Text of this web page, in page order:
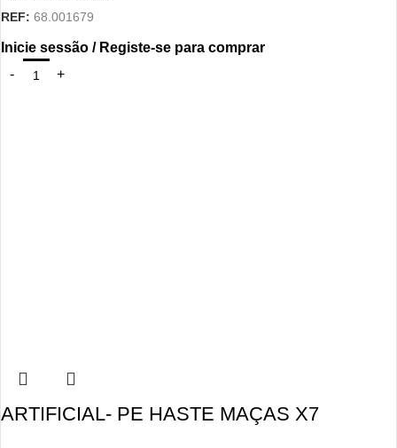
REF: 68.001679
Inicie sessão / Registe-se para comprar
ARTIFICIAL- PE HASTE MAÇAS X7